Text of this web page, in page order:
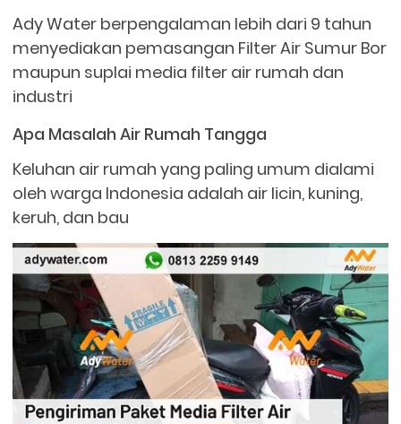
Ady Water berpengalaman lebih dari 9 tahun
menyediakan pemasangan Filter Air Sumur Bor
maupun suplai media filter air rumah dan
industri
Apa Masalah Air Rumah Tangga
Keluhan air rumah yang paling umum dialami
oleh warga Indonesia adalah air licin, kuning,
keruh, dan bau